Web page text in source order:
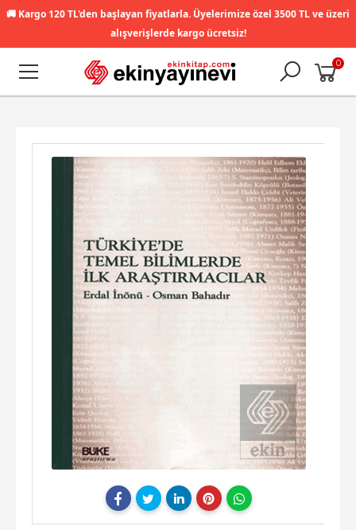
🚚 Kargo 120 TL'den başlayan fiyatlarla. Üyelerimize özel 3500 TL ve üzeri
alışverişlerde kargo ücretsiz!
0